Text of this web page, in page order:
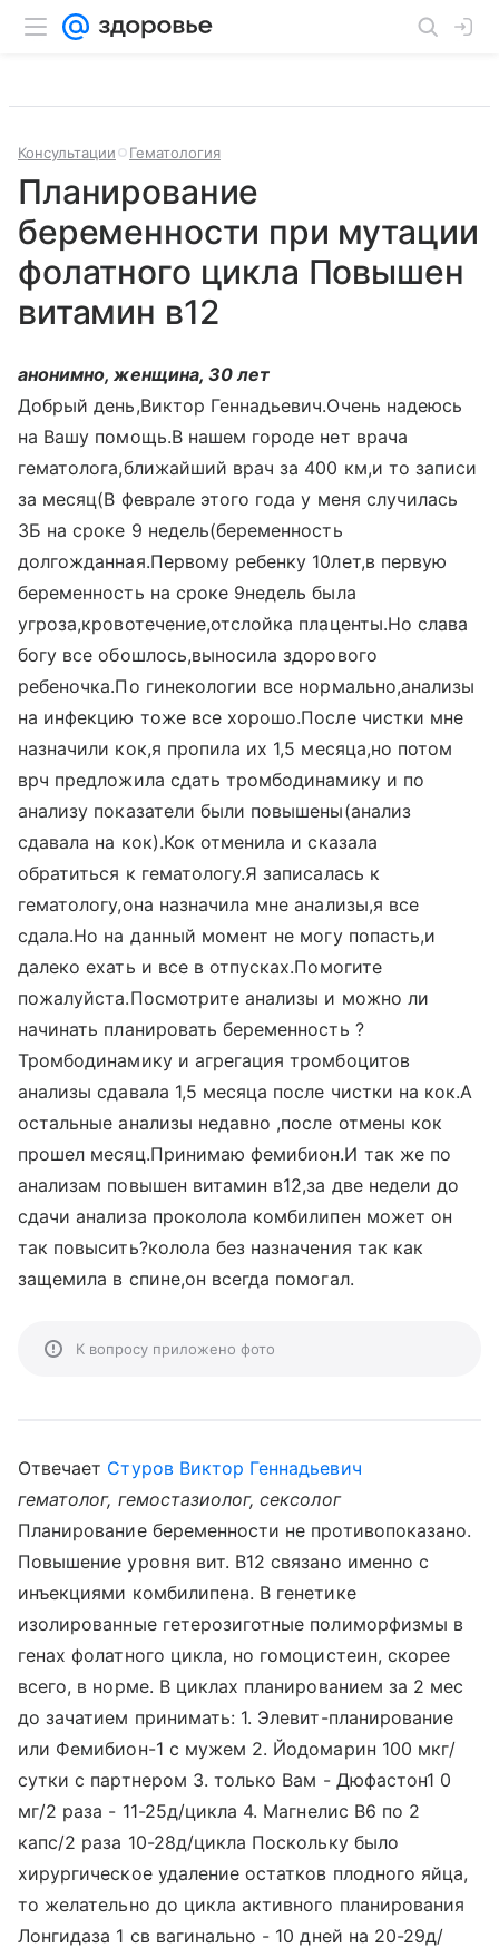
Консультации Гематология
Планирование
беременности при мутации
фолатного цикла Повышен
витамин в12
анонимно, женщина, 30 лет
Добрый день,Виктор Геннадьевич.Очень надеюсь
на Вашу помощь.В нашем городе нет врача
гематолога,ближайший врач за 400 км,и то записи
за месяц(В феврале этого года у меня случилась
ЗБ на сроке 9 недель(беременность
долгожданная.Первому ребенку 10лет,в первую
беременность на сроке 9недель была
угроза,кровотечение,отслойка плаценты.Но слава
богу все обошлось,выносила здорового
ребеночка.По гинекологии все нормально,анализы
на инфекцию тоже все хорошо.После чистки мне
назначили кок,я пропила их 1,5 месяца,но потом
врч предложила сдать тромбодинамику и по
анализу показатели были повышены(анализ
сдавала на кок).Кок отменила и сказала
обратиться к гематологу.Я записалась к
гематологу,она назначила мне анализы,я все
сдала.Но на данный момент не могу попасть,и
далеко ехать и все в отпусках.Помогите
пожалуйста.Посмотрите анализы и можно ли
начинать планировать беременность ?
Тромбодинамику и агрегация тромбоцитов
анализы сдавала 1,5 месяца после чистки на кок.А
остальные анализы недавно ,после отмены кок
прошел месяц.Принимаю фемибион.И так же по
анализам повышен витамин в12,за две недели до
сдачи анализа проколола комбилипен может он
так повысить?колола без назначения так как
защемила в спине,он всегда помогал.
К вопросу приложено фото
Отвечает Стуров Виктор Геннадьевич
гематолог, гемостазиолог, сексолог
Планирование беременности не противопоказано.
Повышение уровня вит. В12 связано именно с
инъекциями комбилипена. В генетике
изолированные гетерозиготные полиморфизмы в
генах фолатного цикла, но гомоцистеин, скорее
всего, в норме. В циклах планированием за 2 мес
до зачатием принимать: 1. Элевит-планирование
или Фемибион-1 с мужем 2. Йодомарин 100 мкг/
сутки с партнером 3. только Вам - Дюфастон1 0
мг/2 раза - 11-25д/цикла 4. Магнелис В6 по 2
капс/2 раза 10-28д/цикла Поскольку было
хирургическое удаление остатков плодного яйца,
то желательно до цикла активного планирования
Лонгидаза 1 св вагинально - 10 дней на 20-29д/